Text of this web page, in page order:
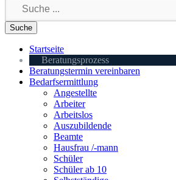
Startseite
Beratungsprozess
Beratungstermin vereinbaren
Bedarfsermittlung
Angestellte
Arbeiter
Arbeitslos
Auszubildende
Beamte
Hausfrau /-mann
Schüler
Schüler ab 10